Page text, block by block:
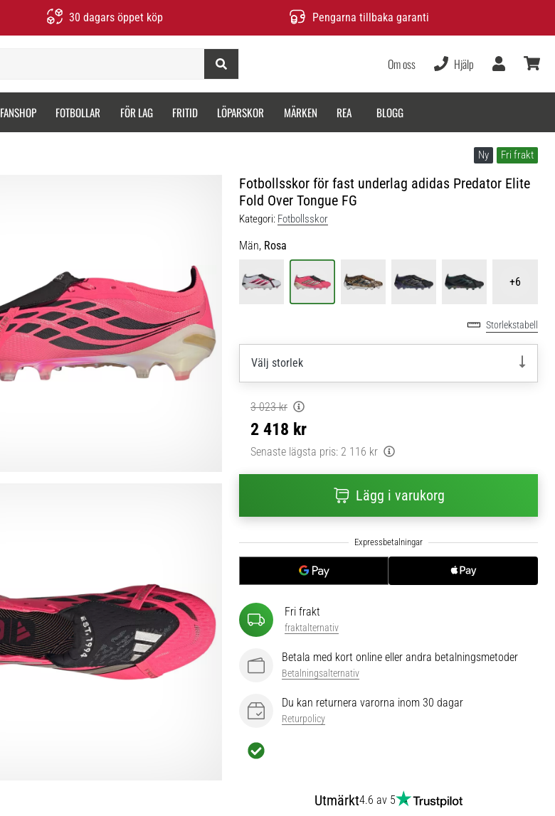
30 dagars öppet köp Pengarna tillbaka garanti
Om oss Hjälp
FANSHOP FOTBOLLAR FÖR LAG FRITID LÖPARSKOR MÄRKEN REA BLOGG
Ny Fri frakt
Fotbollsskor för fast underlag adidas Predator Elite
Fold Over Tongue FG
Kategori: Fotbollsskor
Män, Rosa
+6
Storlekstabell
Välj storlek
3 023 kr
2 418 kr
Senaste lägsta pris: 2 116 kr
Lägg i varukorg
Fri frakt
fraktalternativ
Betala med kort online eller andra betalningsmetoder
Betalningsalternativ
Du kan returnera varorna inom 30 dagar
Returpolicy
Utmärkt4.6 av 5